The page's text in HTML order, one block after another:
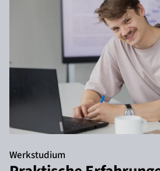
Werkstudium